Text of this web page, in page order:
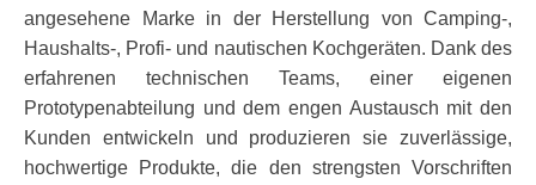
angesehene Marke in der Herstellung von Camping-,
Haushalts-, Profi- und nautischen Kochgeräten. Dank des
erfahrenen technischen Teams, einer eigenen
Prototypenabteilung und dem engen Austausch mit den
Kunden entwickeln und produzieren sie zuverlässige,
hochwertige Produkte, die den strengsten Vorschriften